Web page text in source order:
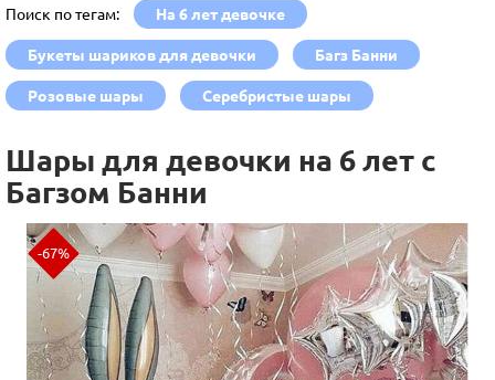
Поиск по тегам: На 6 лет девочке
Букеты шариков для девочки Багз Банни
Розовые шары Серебристые шары
Шары для девочки на 6 лет с
Багзом Банни
-67%